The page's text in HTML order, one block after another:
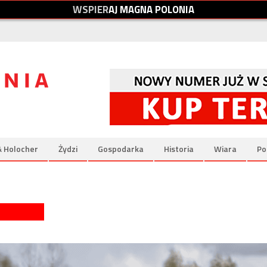
WSPIERAJMAGNAPOLONIA
Holocher Żydzi Gospodarka Historia Wiara